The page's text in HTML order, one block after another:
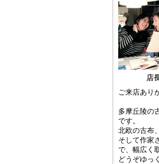
店
ご来店あり
多摩丘陵の
です。
北欧の古布
そして作家
で、幅広く
どうぞゆっ